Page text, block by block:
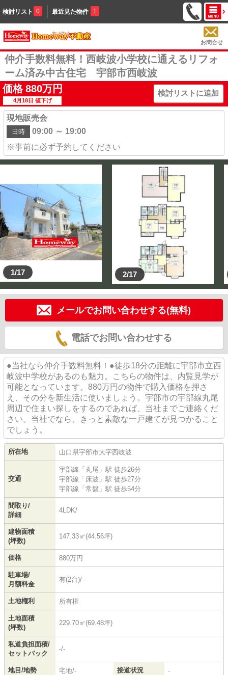
検討リスト 0 最近見た物件 1
お問合せ
仲介手数料無料！西岐波小学校に通えるリフォ
ーム済み中古住宅 宇部市西岐波
価格 880万円
4月18日 値下げ
検討リストに追加
現地販売会
日時
09:00 ～ 19:00
※事前に必ず予約してください
1/17 2/17
メールでお問い合わせする(無料)
電話でお問い合わせする
●当社なら仲介手数料無料！●徒歩18分の距離に宇部市立西
岐波中学校があるのも魅力。こちらの物件は、内覧見学が
可能となっています。880万円の物件で購入価格を押さ
え、その分を新生活に使いましょう。宇部市の宇部線丸尾
周辺で住まい探しをするのであれば、当社までご連絡くだ
さい。当社でなら、きっと素敵な一戸建てが見つかること
でしょう。
所在地 山口県宇部市大字西岐波
交通
宇部線 「 丸尾 」駅 徒歩26分
宇部線 「 床波 」駅 徒歩27分
宇部線 「 常盤 」駅 徒歩54分
間取り/
詳細
4LDK/
建物面積
(坪数)
147.33㎡(44.56坪)
価格 880万円
駐車場/
月額料金
有(2台)/-
土地権利 所有権
土地面積
(坪数)
229.70㎡(69.48坪)
私道負担面積/
セットバック
-/-
地目/地勢 宅地/- 接道状況 -